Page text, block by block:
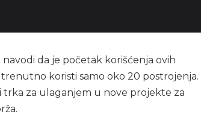
da je početak korišćenja ovih
koristi samo oko 20 postrojenja.
trka za ulaganjem u nove projekte za